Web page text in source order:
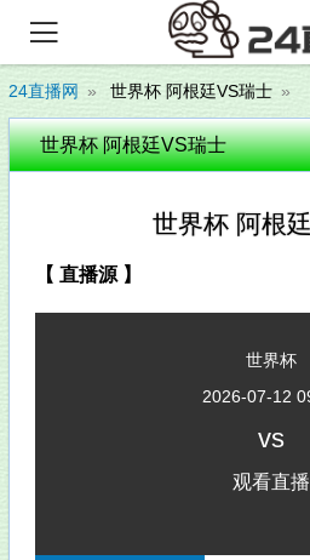

24直播网 世界杯 阿根廷VS瑞士
世界杯 阿根廷VS瑞士
世界杯 阿根
【 直播源 】
世界杯
2026-07-12
vs
观看直播